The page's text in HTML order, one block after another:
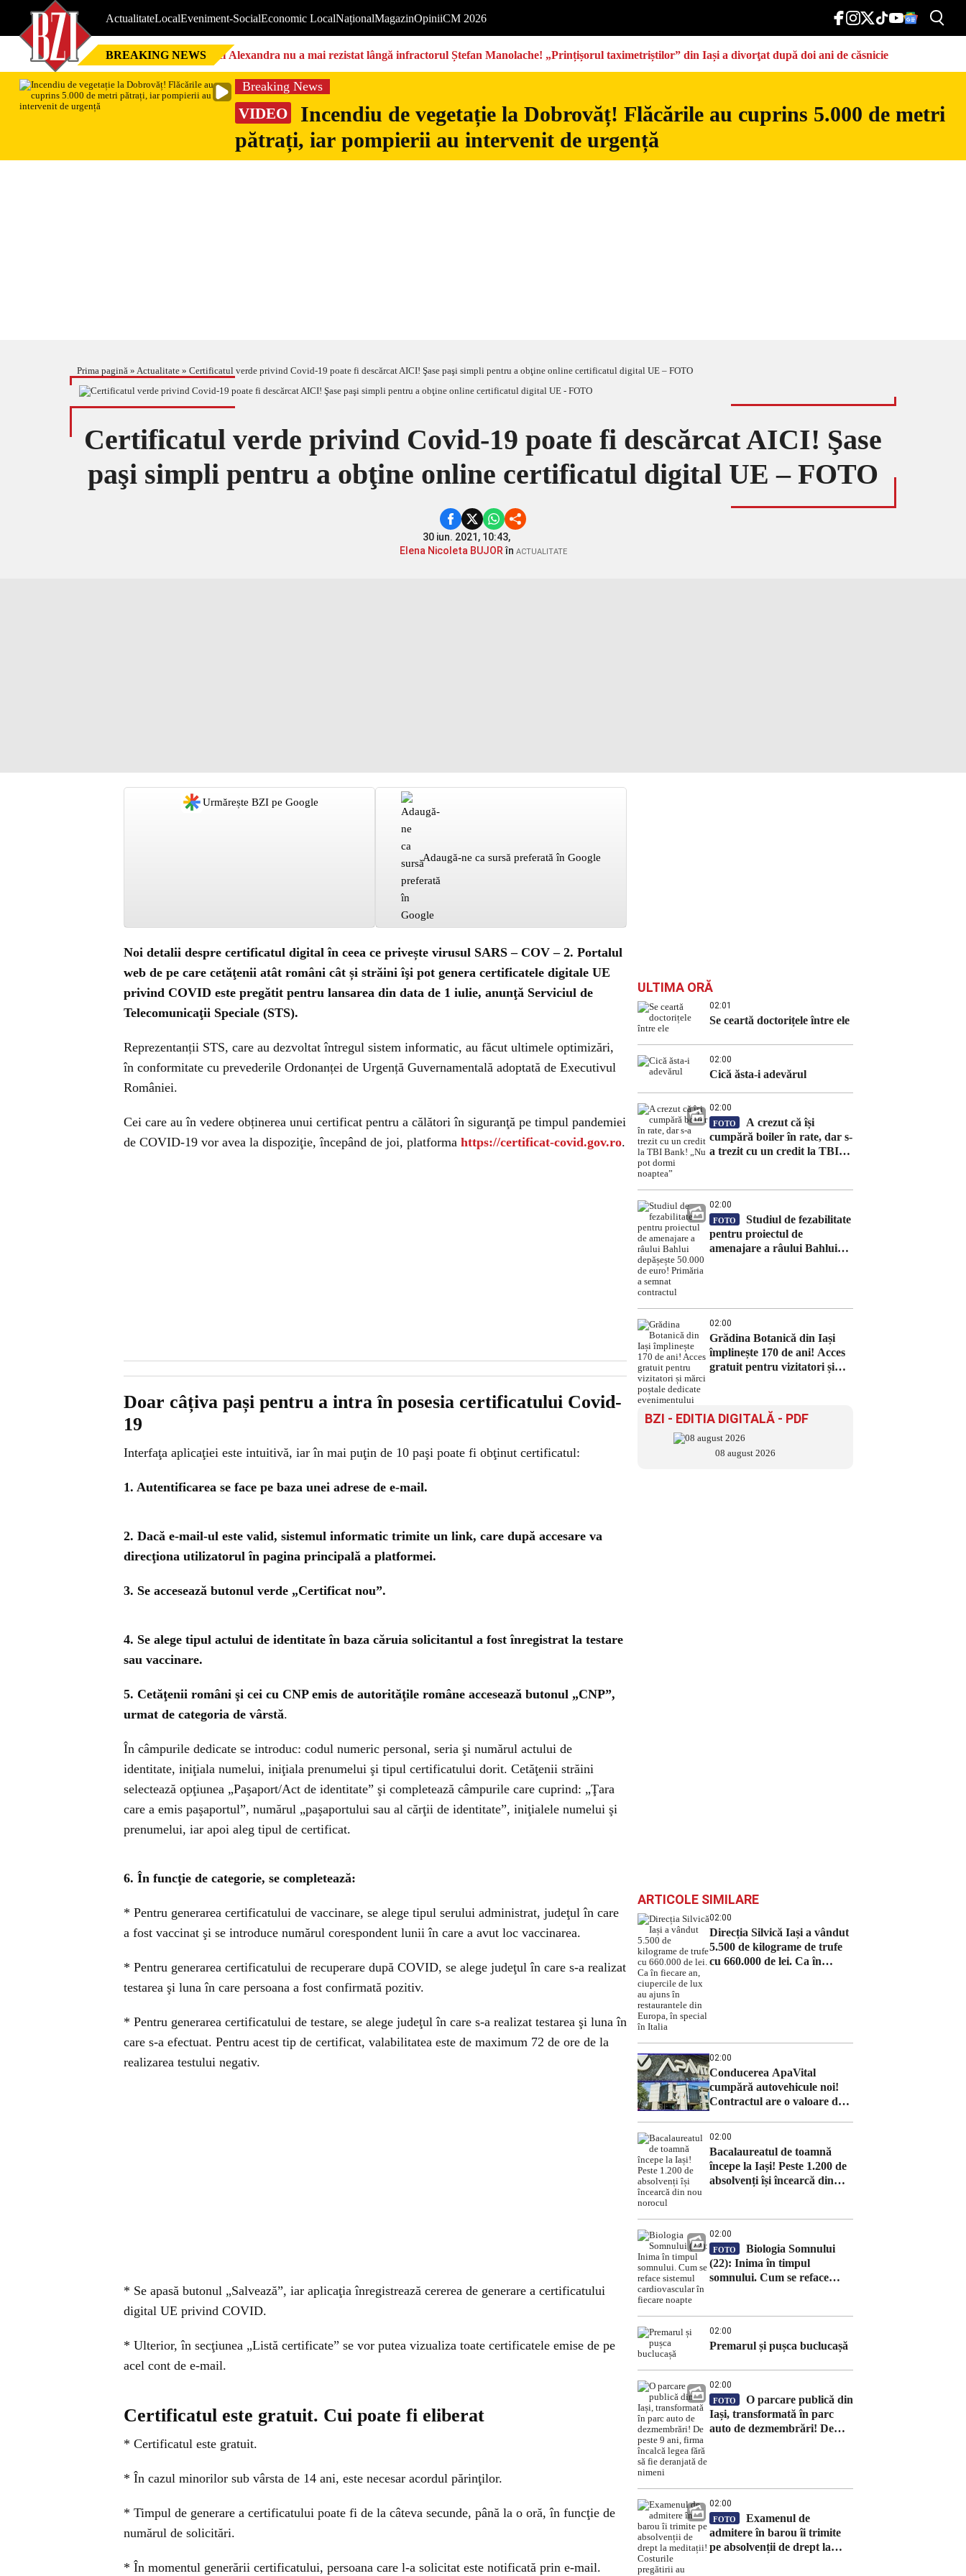
ActualitateLocalEveniment-SocialEconomic LocalNaționalMagazinOpiniiCM 2026
BREAKING NEWS Nici Alexandra nu a mai rezistat lângă infractorul Ștefan Manolache! „Prințișorul taximetriștilor” din Iași a divorţat după doi ani de căsnicie
Breaking News
VIDEO
Incendiu de vegetație la Dobrovăț! Flăcările au cuprins 5.000 de metri
pătrați, iar pompierii au intervenit de urgență
Prima pagină » Actualitate » Certificatul verde privind Covid-19 poate fi descărcat AICI! Şase paşi simpli pentru a obţine online certificatul digital UE – FOTO
Certificatul verde privind Covid-19 poate fi descărcat AICI! Şase
paşi simpli pentru a obţine online certificatul digital UE – FOTO
30 iun. 2021, 10:43,
Elena Nicoleta BUJORîn ACTUALITATE
Urmărește BZI pe Google
Adaugă-ne ca sursă preferată în Google
Noi detalii despre certificatul digital în ceea ce privește virusul SARS – COV – 2. Portalul
web de pe care cetăţenii atât români cât și străini îşi pot genera certificatele digitale UE
privind COVID este pregătit pentru lansarea din data de 1 iulie, anunţă Serviciul de
Telecomunicaţii Speciale (STS).
Reprezentanții STS, care au dezvoltat întregul sistem informatic, au făcut ultimele optimizări,
în conformitate cu prevederile Ordonanței de Urgență Guvernamentală adoptată de Executivul
României.
Cei care au în vedere obținerea unui certificat pentru a călători în siguranţă pe timpul pandemiei
de COVID-19 vor avea la dispoziţie, începând de joi, platforma https://certificat-covid.gov.ro.
Doar câțiva pași pentru a intra în posesia certificatului Covid-
19
Interfaţa aplicaţiei este intuitivă, iar în mai puţin de 10 paşi poate fi obţinut certificatul:
1. Autentificarea se face pe baza unei adrese de e-mail.
2. Dacă e-mail-ul este valid, sistemul informatic trimite un link, care după accesare va
direcţiona utilizatorul în pagina principală a platformei.
3. Se accesează butonul verde „Certificat nou”.
4. Se alege tipul actului de identitate în baza căruia solicitantul a fost înregistrat la testare
sau vaccinare.
5. Cetăţenii români şi cei cu CNP emis de autorităţile române accesează butonul „CNP”,
urmat de categoria de vârstă.
În câmpurile dedicate se introduc: codul numeric personal, seria şi numărul actului de
identitate, iniţiala numelui, iniţiala prenumelui şi tipul certificatului dorit. Cetăţenii străini
selectează opţiunea „Paşaport/Act de identitate” şi completează câmpurile care cuprind: „Ţara
care a emis paşaportul”, numărul „paşaportului sau al cărţii de identitate”, iniţialele numelui şi
prenumelui, iar apoi aleg tipul de certificat.
6. În funcţie de categorie, se completează:
* Pentru generarea certificatului de vaccinare, se alege tipul serului administrat, judeţul în care
a fost vaccinat şi se introduce numărul corespondent lunii în care a avut loc vaccinarea.
* Pentru generarea certificatului de recuperare după COVID, se alege judeţul în care s-a realizat
testarea şi luna în care persoana a fost confirmată pozitiv.
* Pentru generarea certificatului de testare, se alege judeţul în care s-a realizat testarea şi luna în
care s-a efectuat. Pentru acest tip de certificat, valabilitatea este de maximum 72 de ore de la
realizarea testului negativ.
* Se apasă butonul „Salvează”, iar aplicaţia înregistrează cererea de generare a certificatului
digital UE privind COVID.
* Ulterior, în secţiunea „Listă certificate” se vor putea vizualiza toate certificatele emise de pe
acel cont de e-mail.
Certificatul este gratuit. Cui poate fi eliberat
* Certificatul este gratuit.
* În cazul minorilor sub vârsta de 14 ani, este necesar acordul părinţilor.
* Timpul de generare a certificatului poate fi de la câteva secunde, până la o oră, în funcţie de
numărul de solicitări.
* În momentul generării certificatului, persoana care l-a solicitat este notificată prin e-mail.
ULTIMA ORĂ
02:01
Se ceartă doctorițele între ele
02:00
Cică ăsta-i adevărul
02:00
FOTO
A crezut că își
cumpără boiler în rate, dar s-
a trezit cu un credit la TBI
02:00
FOTO
Studiul de fezabilitate
pentru proiectul de
amenajare a râului Bahlui
02:00
Grădina Botanică din Iași
împlinește 170 de ani! Acces
gratuit pentru vizitatori și
BZI - EDITIA DIGITALĂ - PDF
08 august 2026
ARTICOLE SIMILARE
02:00
Direcția Silvică Iași a vândut
5.500 de kilograme de trufe
cu 660.000 de lei. Ca în
02:00
Conducerea ApaVital
cumpără autovehicule noi!
Contractul are o valoare de
02:00
Bacalaureatul de toamnă
începe la Iași! Peste 1.200 de
absolvenți își încearcă din
02:00
FOTO
Biologia Somnului
(22): Inima în timpul
somnului. Cum se reface
02:00
Premarul și pușca buclucașă
02:00
FOTO
O parcare publică din
Iași, transformată în parc
auto de dezmembrări! De
02:00
FOTO
Examenul de
admitere în barou îi trimite
pe absolvenții de drept la